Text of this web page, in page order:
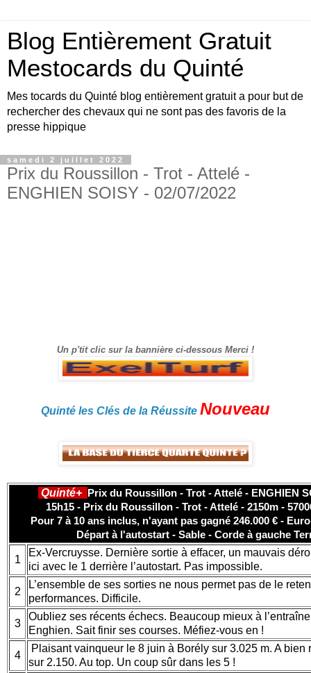
Blog Entièrement Gratuit
Mestocards du Quinté
Mes tocards du Quinté blog entièrement gratuit a pour but de
rechercher des chevaux qui ne sont pas des favoris de la
presse hippique
samedi 2 juillet 2022
Prix du Roussillon - Trot - Attelé -
ENGHIEN SOISY - 02/07/2022
Un p'tit clic sur la bannière ci-dessous Merci !
Quinté les Clés de la Réussite Nouveau
Quinté+ Prix du Roussillon - Trot - Attelé - ENGHIEN
15h15 - Prix du Roussillon - Trot - Attelé - 2150m -
Pour 7 à 10 ans inclus, n'ayant pas gagné 246.000 € -
Départ à l'autostart - Sable - Corde à gauche
1
Ex-Vercruysse. Dernière sortie à effacer, un mauvais
ici avec le 1 derrière l’autostart. Pas impossible.
2
L’ensemble de ses sorties ne nous permet pas de le
performances. Difficile.
3
Oubliez ses récents échecs. Beaucoup mieux à
Enghien. Sait finir ses courses. Méfiez-vous en !
4
Plaisant vainqueur le 8 juin à Borély sur 3.025 m. A bien
sur 2.150. Au top. Un coup sûr dans les 5 !